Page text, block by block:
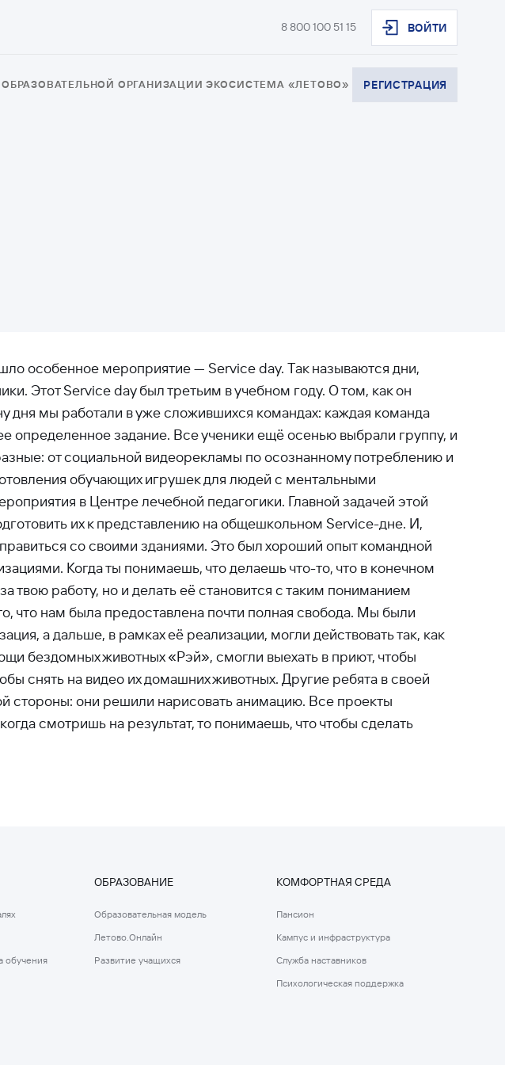
8 800 100 51 15 ВОЙТИ
ОРГАНИЗАЦИИ ЭКОСИСТЕМА «ЛЕТОВО» РЕГИСТРАЦИЯ
особенное мероприятие — Service day. Так называются дни,
Этот Service day был третьим в учебном году. О том, как он
дня мы работали в уже сложившихся командах: каждая команда
определенное задание. Все ученики ещё осенью выбрали группу, и
от социальной видеорекламы по осознанному потреблению и
обучающих игрушек для людей с ментальными
в Центре лечебной педагогики. Главной задачей этой
их к представлению на общешкольном Service-дне. И,
со своими зданиями. Это был хороший опыт командной
Когда ты понимаешь, что делаешь что-то, что в конечном
твою работу, но и делать её становится с таким пониманием
что нам была предоставлена почти полная свобода. Мы были
а дальше, в рамках её реализации, могли действовать так, как
бездомных животных «Рэй», смогли выехать в приют, чтобы
снять на видео их домашних животных. Другие ребята в своей
стороны: они решили нарисовать анимацию. Все проекты
смотришь на результат, то понимаешь, что чтобы сделать
обучения
ОБРАЗОВАНИЕ
Образовательная модель
Летово.Онлайн
Развитие учащихся
КОМФОРТНАЯ СРЕДА
Пансион
Кампус и инфраструктура
Служба наставников
Психологическая поддержка